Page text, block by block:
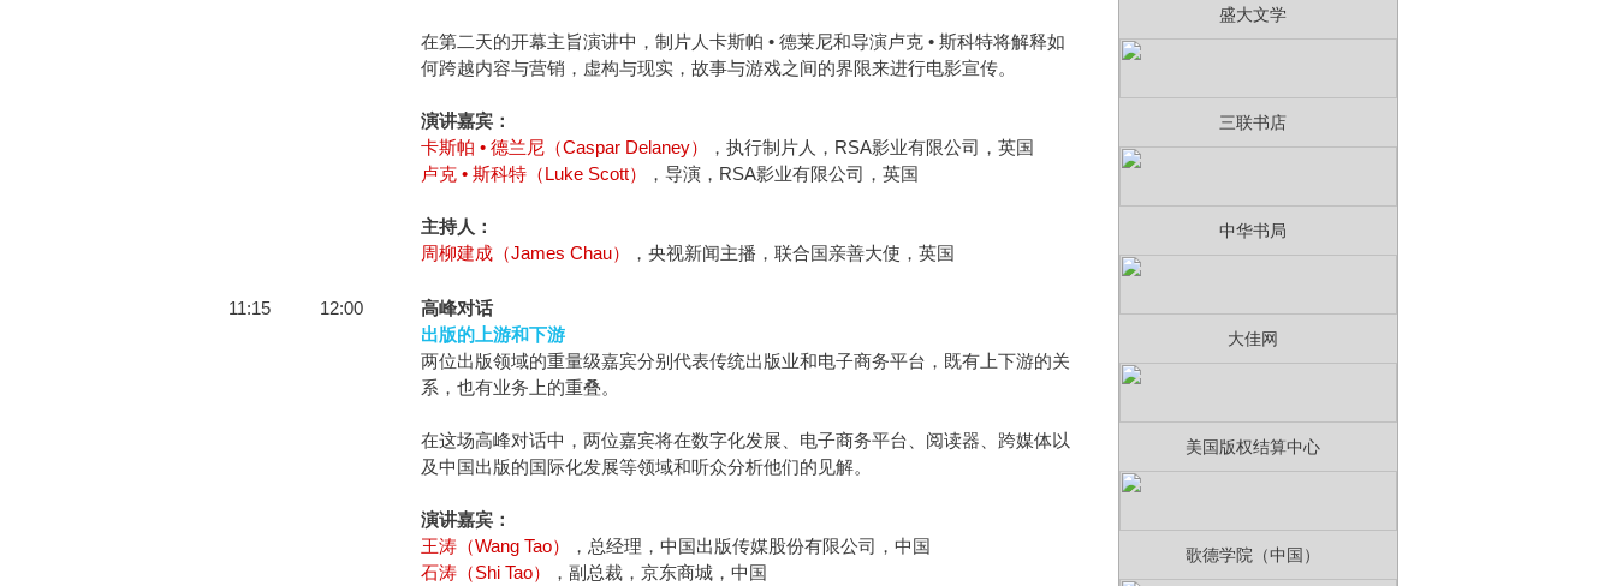
在第二天的开幕主旨演讲中，制片人卡斯帕 • 德莱尼和导演卢克 • 斯科特将解释如
何跨越内容与营销，虚构与现实，故事与游戏之间的界限来进行电影宣传。
演讲嘉宾：
卡斯帕 • 德兰尼（Caspar Delaney）
，执行制片人，RSA影业有限公司，英国
卢克 • 斯科特（Luke Scott）
，导演，RSA影业有限公司，英国
主持人：
周柳建成（James Chau）
，央视新闻主播，联合国亲善大使，英国
11:15 12:00
高峰对话
出版的上游和下游
两位出版领域的重量级嘉宾分别代表传统出版业和电子商务平台，既有上下游的关
系，也有业务上的重叠。
在这场高峰对话中，两位嘉宾将在数字化发展、电子商务平台、阅读器、跨媒体以
及中国出版的国际化发展等领域和听众分析他们的见解。
演讲嘉宾：
王涛（Wang Tao）
，总经理，中国出版传媒股份有限公司，中国
石涛（Shi Tao）
，副总裁，京东商城，中国
盛大文学
三联书店
中华书局
大佳网
美国版权结算中心
歌德学院（中国）